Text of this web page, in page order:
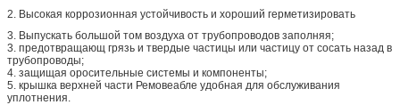
2. Высокая коррозионная устойчивость и хороший герметизировать
3. Выпускать большой том воздуха от трубопроводов заполняя;
3. предотвращающ грязь и твердые частицы или частицу от сосать назад в
трубопроводы;
4. защищая оросительные системы и компоненты;
5. крышка верхней части Ремовеабле удобная для обслуживания
уплотнения.